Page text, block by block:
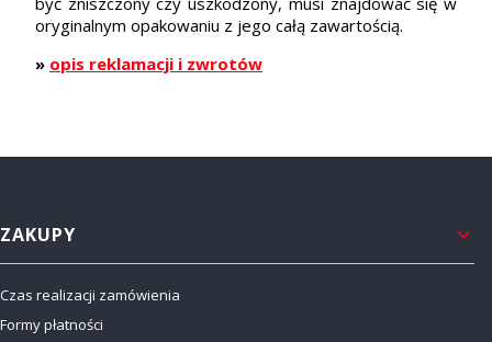
oryginalnym opakowaniu z jego całą zawartością.
» opis reklamacji i zwrotów
Linki w stopce
ZAKUPY
Czas realizacji zamówienia
Formy płatności